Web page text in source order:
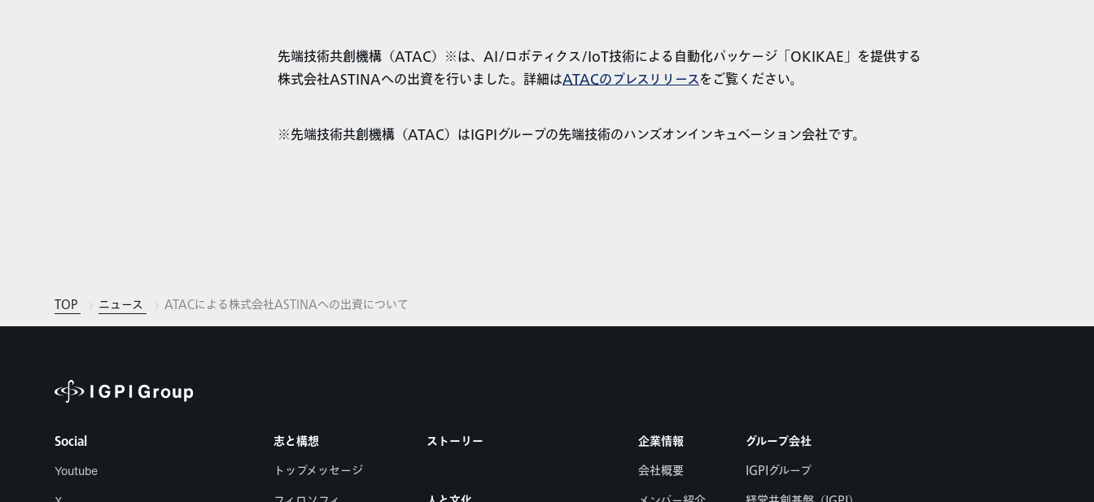
先端技術共創機構（ATAC）※は、AI/ロボティクス/IoT技術による自動化パッケージ「OKIKAE」を提供する
株式会社ASTINAへの出資を行いました。詳細はATACのプレスリリースをご覧ください。
※先端技術共創機構（ATAC）はIGPIグループの先端技術のハンズオンインキュベーション会社です。
TOP ニュース ATACによる株式会社ASTINAへの出資について
Social
Youtube
志と構想
トップメッセージ
ストーリー 企業情報
会社概要
グループ会社
IGPIグループ